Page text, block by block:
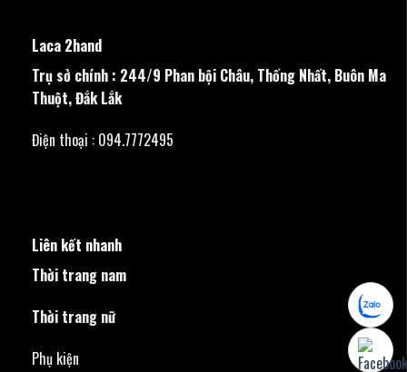
Laca 2hand
Trụ sở chính : 244/9 Phan bội Châu, Thống Nhất, Buôn Ma
Thuột, Đắk Lắk
Điện thoại : 094.7772495
Liên kết nhanh
Thời trang nam
Thời trang nữ
Phụ kiện